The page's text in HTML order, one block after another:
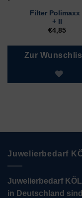
Filter Polimaxx
+ II
€4,85
Zur
Juwelierbedarf
Juwelierbedarf
in Deutschland